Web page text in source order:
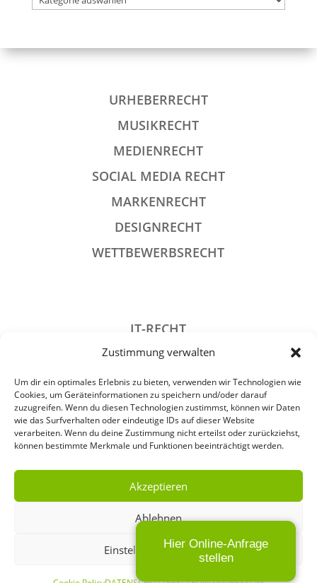
Zustimmung verwalten
Um dir ein optimales Erlebnis zu bieten, verwenden wir Technologien wie
Cookies, um Geräteinformationen zu speichern und/oder darauf
zuzugreifen. Wenn du diesen Technologien zustimmst, können wir Daten
wie das Surfverhalten oder eindeutige IDs auf dieser Website
verarbeiten. Wenn du deine Zustimmung nicht erteilst oder zurückziehst,
können bestimmte Merkmale und Funktionen beeinträchtigt werden.
Akzeptieren
Ablehnen
Einstellungen ansehen
URHEBERRECHT
MUSIKRECHT
MEDIENRECHT
SOCIAL MEDIA RECHT
MARKENRECHT
DESIGNRECHT
WETTBEWERBSRECHT
IT-RECHT
DATENSCHUTZRECHT
STRAFRECHT
GESELLSCHAFTSRECHT
VERANSTALTUNGSRECHT
IMPRESSUM
DATENSCHUTZERKLÄRUNG
Hier Online-Anfrage
stellen